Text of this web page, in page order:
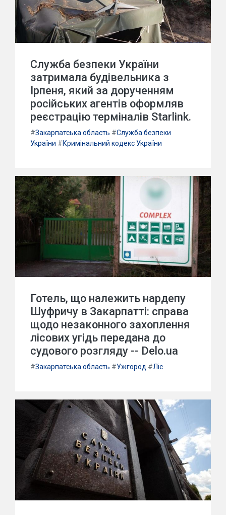
Служба безпеки України
затримала будівельника з
Ірпеня, який за дорученням
російських агентів оформляв
реєстрацію терміналів Starlink.
#Закарпатська область #Служба безпеки
України #Кримінальний кодекс України
Готель, що належить нардепу
Шуфричу в Закарпатті: справа
щодо незаконного захоплення
лісових угідь передана до
судового розгляду -- Delo.ua
#Закарпатська область #Ужгород #Ліс